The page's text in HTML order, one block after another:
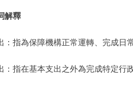
釋
指為保障機構正常運轉、完成日
指在基本支出之外為完成特定行